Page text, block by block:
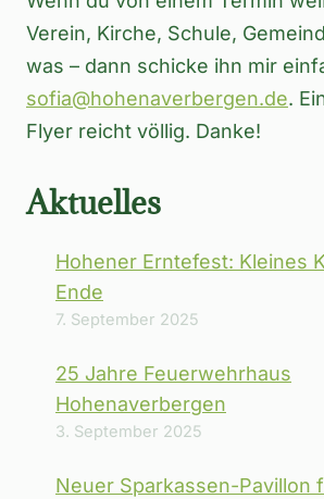
Verein, Kirche, Schule,
was – dann schicke ihn mir
sofia@hohenaverbergen.de.
Flyer reicht völlig. Danke!
Aktuelles
Hohener Erntefest: Kleines
Ende
7. September 2025
25 Jahre Feuerwehrhaus
Hohenaverbergen
3. September 2025
Neuer Sparkassen-Pavillon